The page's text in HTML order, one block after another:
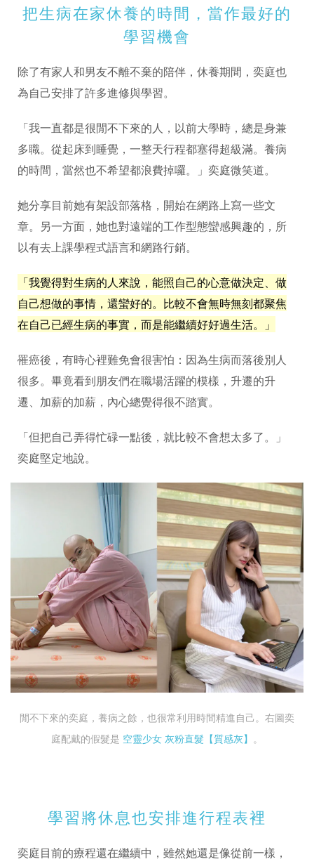
把生病在家休養的時間，當作最好的
學習機會
除了有家人和男友不離不棄的陪伴，休養期間，奕庭也
為自己安排了許多進修與學習。
「我一直都是很閒不下來的人，以前大學時，總是身兼
多職。從起床到睡覺，一整天行程都塞得超級滿。養病
的時間，當然也不希望都浪費掉囉。」奕庭微笑道。
她分享目前她有架設部落格，開始在網路上寫一些文
章。另一方面，她也對遠端的工作型態蠻感興趣的，所
以有去上課學程式語言和網路行銷。
「我覺得對生病的人來說，能照自己的心意做決定、做
自己想做的事情，還蠻好的。比較不會無時無刻都聚焦
在自己已經生病的事實，而是能繼續好好過生活。」
罹癌後，有時心裡難免會很害怕：因為生病而落後別人
很多。畢竟看到朋友們在職場活躍的模樣，升遷的升
遷、加薪的加薪，內心總覺得很不踏實。
「但把自己弄得忙碌一點後，就比較不會想太多了。」
奕庭堅定地說。
閒不下來的奕庭，養病之餘，也很常利用時間精進自己。右圖奕
庭配戴的假髮是 空靈少女 灰粉直髮【質感灰】 。
學習將休息也安排進行程表裡
奕庭目前的療程還在繼續中，雖然她還是像從前一樣，